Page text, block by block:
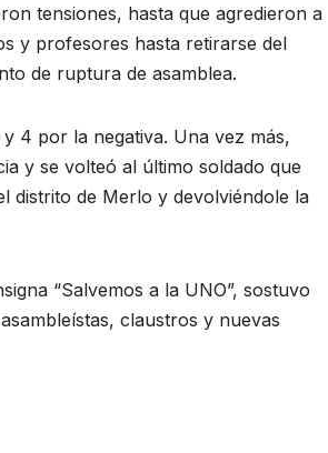
tensiones, hasta que agredieron a
y profesores hasta retirarse del
de ruptura de asamblea.
4 por la negativa. Una vez más,
y se volteó al último soldado que
distrito de Merlo y devolviéndole la
“Salvemos a la UNO”, sostuvo
claustros y nuevas